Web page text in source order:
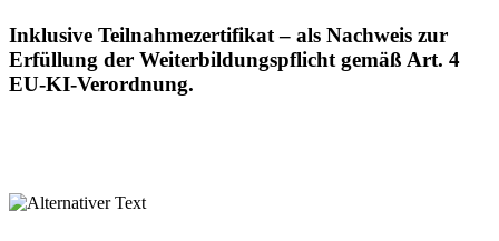
Inklusive Teilnahmezertifikat – als Nachweis zur
Erfüllung der Weiterbildungspflicht gemäß Art. 4
EU-KI-Verordnung.